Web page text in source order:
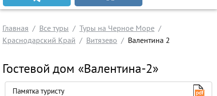
Заграничные экскурсии
Туры на Черное Море
Краснодарский Край
Крым
Проезд без проживания
Главная Все туры
Туры на Черное Море
Краснодарский Край
Витязево Валентина 2
Гостевой дом «Валентина-2»
Памятка туристу